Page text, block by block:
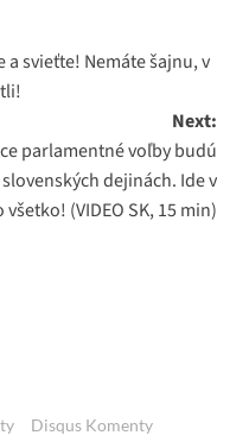
a svieťte! Nemáte šajnu, v
Next:
parlamentné voľby budú
dejinách. Ide v
všetko! (VIDEO SK, 15 min)
Disqus Komenty